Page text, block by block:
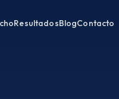
ResultadosBlogContacto